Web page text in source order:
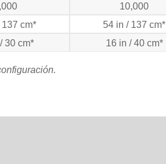
10,000
137 cm*
54 in / 137 cm*
30 cm* 16 in / 40 cm*